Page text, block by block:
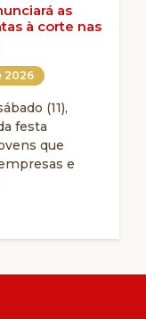
as
à corte nas
2026
(11),
festa
que
e